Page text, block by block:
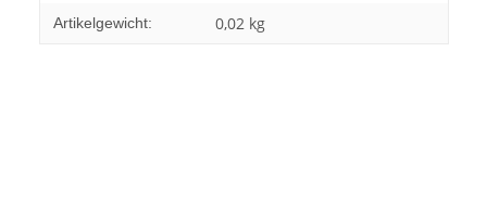
Artikelgewicht: 0,02 kg